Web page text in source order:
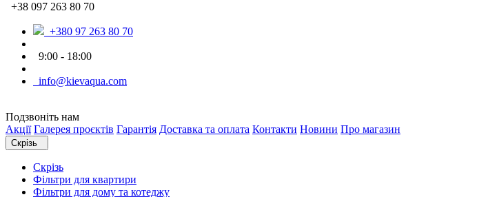
+38 097 263 80 70
+380 97 263 80 70
9:00 - 18:00
info@kievaqua.com
Подзвоніть нам
Акції Галерея проєктів Гарантія Доставка та оплата Контакти Новини Про магазин
Скрізь
Скрізь
Фільтри для квартири
Фільтри для дому та котеджу